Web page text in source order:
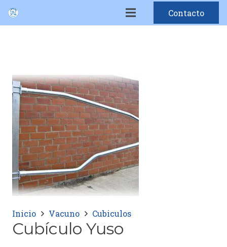
Contacto
Inicio Vacuno Cubiculos
Cubículo Yuso